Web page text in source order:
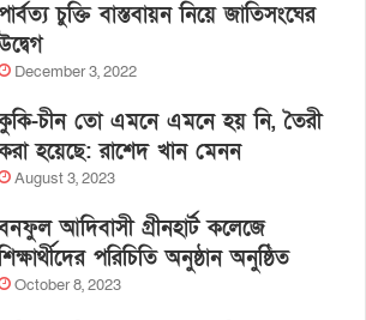
চুক্তি বাস্তবায়ন নিয়ে জাতিসংঘের
December 3, 2022
চীন তো এমনে এমনে হয় নি, তৈরী
হয়েছে: রাশেদ খান মেনন
August 3, 2023
আদিবাসী গ্রীনহার্ট কলেজে
পরিচিতি অনুষ্ঠান অনুষ্ঠিত
October 8, 2023